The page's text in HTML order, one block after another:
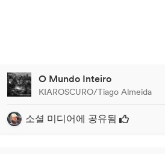
O Mundo Inteiro
KIAROSCURO/Tiago Almeida
소셜 미디어에 공유됨